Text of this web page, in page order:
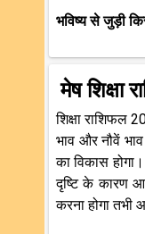
भविष्य से जुड़ी
मेष शिक्षा
शिक्षा राशिफल
भाव और नौवें
का विकास
दृष्टि के कारण
करना होगा तभी